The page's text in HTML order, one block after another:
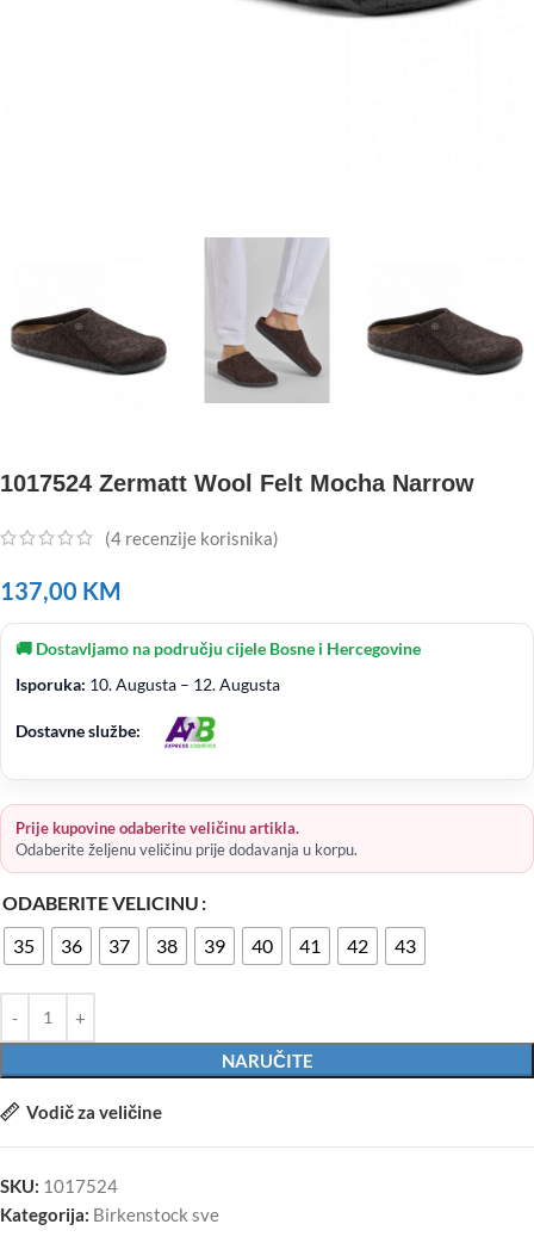
1017524 Zermatt Wool Felt Mocha Narrow
(4 recenzije korisnika)
137,00 KM
🚚 Dostavljamo na području cijele Bosne i Hercegovine
Isporuka: 10. Augusta – 12. Augusta
Dostavne službe:
Prije kupovine odaberite veličinu artikla.
Odaberite željenu veličinu prije dodavanja u korpu.
ODABERITE VELICINU
35
36 37 38 39 40 41 42 43
NARUČITE
Vodič za veličine
SKU: 1017524
Kategorija: Birkenstock sve